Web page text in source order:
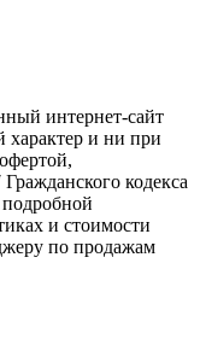
интернет-сайт
и ни при
кодекса
и стоимости
по продажам